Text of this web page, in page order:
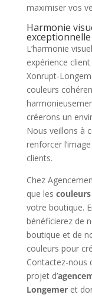
maximiser vos
Harmonie
exceptionnelle
L’harmonie
expérience
Xonrupt-
couleurs
créerons un
Nous veillons à
renforcer
clients.
Chez
que les couleurs
votre boutique.
bénéficierez de
boutique et de
couleurs pour
Contactez-nous
projet d’
Longemeret